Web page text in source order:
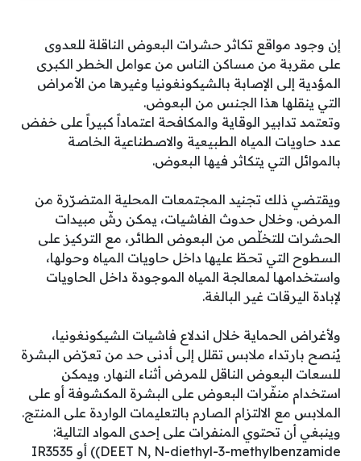
إن وجود مواقع تكاثر حشرات البعوض الناقلة للعدوى
على مقربة من مساكن الناس من عوامل الخطر الكبرى
المؤدية إلى الإصابة بالشيكونغونيا وغيرها من الأمراض
التي ينقلها هذا الجنس من البعوض.
وتعتمد تدابير الوقاية والمكافحة اعتماداً كبيراً على خفض
عدد حاويات المياه الطبيعية والاصطناعية الخاصة
بالموائل التي يتكاثر فيها البعوض.
ويقتضي ذلك تجنيد المجتمعات المحلية المتضرّرة من
المرض. وخلال حدوث الفاشيات، يمكن رشّ مبيدات
الحشرات للتخلّص من البعوض الطائر، مع التركيز على
السطوح التي تحطّ عليها داخل حاويات المياه وحولها،
واستخدامها لمعالجة المياه الموجودة داخل الحاويات
لإبادة اليرقات غير البالغة.
ولأغراض الحماية خلال اندلاع فاشيات الشيكونغونيا،
يُنصح بارتداء ملابس تقلل إلى أدنى حد من تعرّض البشرة
للسعات البعوض الناقل للمرض أثناء النهار. ويمكن
استخدام منفّرات البعوض على البشرة المكشوفة أو على
الملابس مع الالتزام الصارم بالتعليمات الواردة على المنتج.
وينبغي أن تحتوي المنفرات على إحدى المواد التالية:
DEET N, N-diethyl-3-methylbenzamide)) أو IR3535